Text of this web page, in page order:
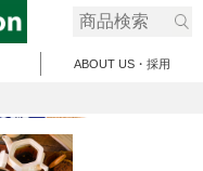
ABOUT US・採用